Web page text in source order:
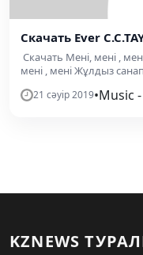
Скачать Ever
Скачать Мені, мені ,
мені , мені Жұлдыз
21 сәуір 2019•Music
KZNEWS